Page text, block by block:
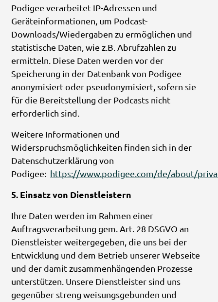
Podigee verarbeitet IP-Adressen und
Geräteinformationen, um Podcast-
Downloads/Wiedergaben zu ermöglichen und
statistische Daten, wie z.B. Abrufzahlen zu
ermitteln. Diese Daten werden vor der
Speicherung in der Datenbank von Podigee
anonymisiert oder pseudonymisiert, sofern sie
für die Bereitstellung der Podcasts nicht
erforderlich sind.
Weitere Informationen und
Widerspruchsmöglichkeiten finden sich in der
Datenschutzerklärung von
Podigee: https://www.podigee.com/de/about/
5. Einsatz von Dienstleistern
Ihre Daten werden im Rahmen einer
Auftragsverarbeitung gem. Art. 28 DSGVO an
Dienstleister weitergegeben, die uns bei der
Entwicklung und dem Betrieb unserer Webseite
und der damit zusammenhängenden Prozesse
unterstützen. Unsere Dienstleister sind uns
gegenüber streng weisungsgebunden und